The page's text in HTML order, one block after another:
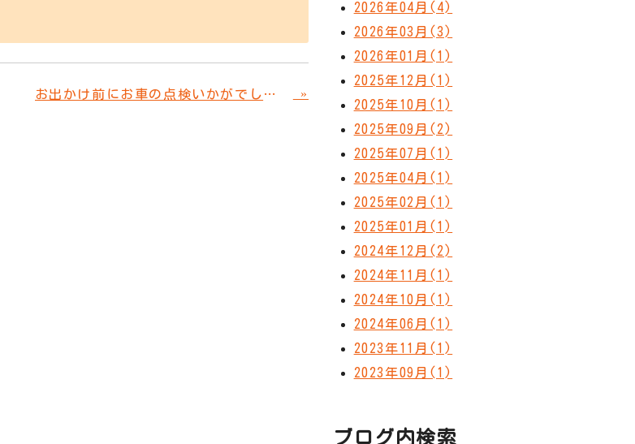
お出かけ前にお車の点検いかがでしょうか ３９点検のご案内 »
2026年04月(4)
2026年03月(3)
2026年01月(1)
2025年12月(1)
2025年10月(1)
2025年09月(2)
2025年07月(1)
2025年04月(1)
2025年02月(1)
2025年01月(1)
2024年12月(2)
2024年11月(1)
2024年10月(1)
2024年06月(1)
2023年11月(1)
2023年09月(1)
ブログ内検索